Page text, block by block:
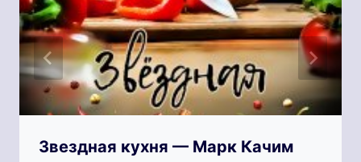
Звездная кухня — Марк Качим